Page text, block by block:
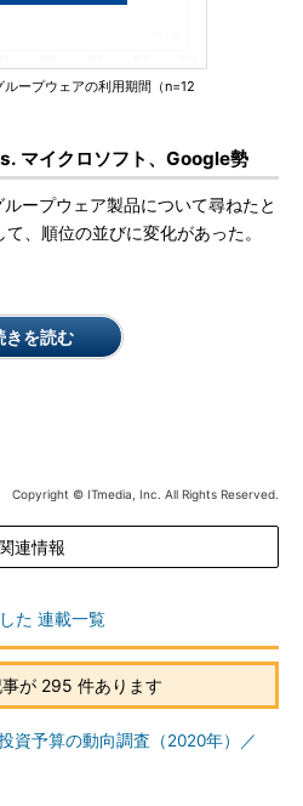
ープウェアの利用期間（n=12
マイクロソフト、Google勢
ープウェア製品について尋ねたと
、順位の並びに変化があった。
きを読む
Copyright © ITmedia, Inc. All Rights Reserved.
連情報
た 連載一覧
が 295 件あります
資予算の動向調査（2020年）／